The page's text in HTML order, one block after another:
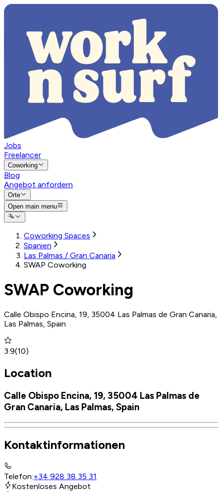
Jobs
Freelancer
Coworking
Blog
Angebot anfordern
Orte
Open main menu
Coworking Spaces
Spanien
Las Palmas / Gran Canaria
SWAP Coworking
SWAP Coworking
Calle Obispo Encina, 19, 35004 Las Palmas de Gran Canaria,
Las Palmas, Spain
3.9(10)
Location
Calle Obispo Encina, 19, 35004 Las Palmas de
Gran Canaria, Las Palmas, Spain
Kontaktinformationen
Telefon:+34 928 38 35 31
Kostenloses Angebot